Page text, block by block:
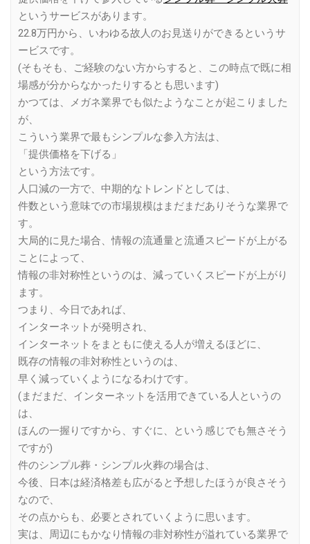
というサービスがあります。
22.8万円から、いわゆる故人のお見送りができるというサ
ービスです。
(そもそも、ご経験のない方からすると、この時点で既に相
場感が分からなかったりするとも思います)
かつては、メガネ業界でも似たようなことが起こりました
が、
こういう業界で最もシンプルな参入方法は、
「提供価格を下げる」
という方法です。
人口減の一方で、中期的なトレンドとしては、
件数という意味での市場規模はまだまだありそうな業界で
す。
大局的に見た場合、情報の流通量と流通スピードが上がる
ことによって、
情報の非対称性というのは、減っていくスピードが上がり
ます。
つまり、今日であれば、
インターネットが発明され、
インターネットをまともに使える人が増えるほどに、
既存の情報の非対称性というのは、
早く減っていくようになるわけです。
(まだまだ、インターネットを活用できている人というの
は、
ほんの一握りですから、すぐに、という感じでも無さそう
ですが)
件のシンプル葬・シンプル火葬の場合は、
今後、日本は経済格差も広がると予想したほうが良さそう
なので、
その点からも、必要とされていくように思います。
実は、周辺にもかなり情報の非対称性が溢れている業界で